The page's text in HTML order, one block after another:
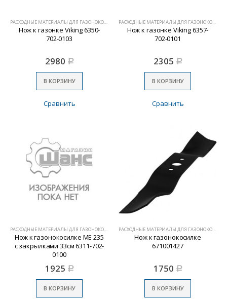
РАСХОДНЫЕ МАТЕРИАЛЫ ДЛЯ ГАЗОНОКОСИЛОК
Нож к газонке Viking 6350-
702-0103
2980 Р
В КОРЗИНУ
Сравнить
РАСХОДНЫЕ МАТЕРИАЛЫ ДЛЯ ГАЗОНОКОСИЛОК
Нож к газонке Viking 6357-
702-0101
2305 Р
В КОРЗИНУ
Сравнить
РАСХОДНЫЕ МАТЕРИАЛЫ ДЛЯ ГАЗОНОКОСИЛОК
Нож к газонокосилке МЕ 235
с закрылками 33см 6311-702-
0100
1925 Р
В КОРЗИНУ
РАСХОДНЫЕ МАТЕРИАЛЫ ДЛЯ ГАЗОНОКОСИЛОК
Нож к газонокосилке
671001427
1750 Р
В КОРЗИНУ